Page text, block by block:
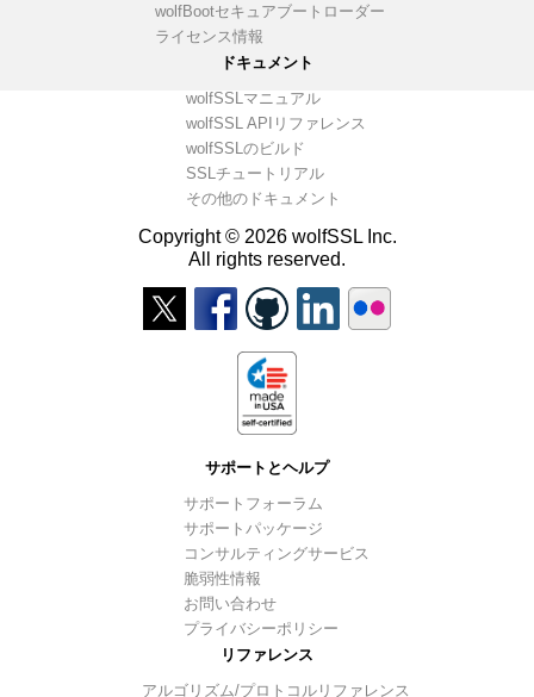
wolfBootセキュアブートローダー
ライセンス情報
ドキュメント
wolfSSLマニュアル
wolfSSL APIリファレンス
wolfSSLのビルド
SSLチュートリアル
その他のドキュメント
Copyright © 2026 wolfSSL Inc.
All rights reserved.
サポートとヘルプ
サポートフォーラム
サポートパッケージ
コンサルティングサービス
脆弱性情報
お問い合わせ
プライバシーポリシー
リファレンス
アルゴリズム/プロトコルリファレンス